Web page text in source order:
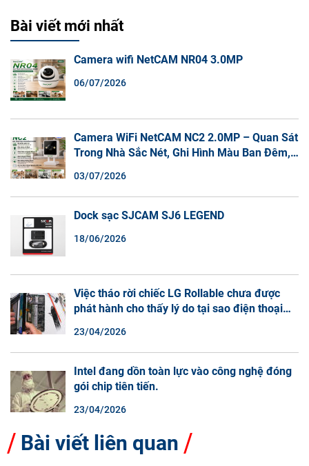
Bài viết mới nhất
Camera wifi NetCAM NR04 3.0MP
06/07/2026
Camera WiFi NetCAM NC2 2.0MP – Quan Sát
Trong Nhà Sắc Nét, Ghi Hình Màu Ban Đêm,
03/07/2026
Dock sạc SJCAM SJ6 LEGEND
18/06/2026
Việc tháo rời chiếc LG Rollable chưa được
phát hành cho thấy lý do tại sao điện thoại
23/04/2026
Intel đang dồn toàn lực vào công nghệ đóng
gói chip tiên tiến.
23/04/2026
Bài viết liên quan